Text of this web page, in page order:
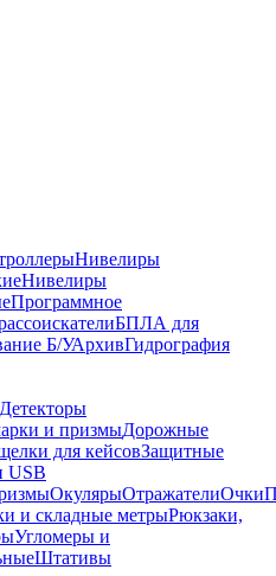
Нивелиры
Нивелиры
Программное
БПЛА для
Б/УАрхивГидрография
Детекторы
и призмыДорожные
для кейсовЗащитные
USB
ОкулярыОтражателиОчки
и складные метрыРюкзаки,
Угломеры и
Штативы